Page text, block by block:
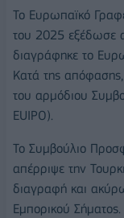
To Eυρωπαϊκό
του 2025 εξέδωσε
διαγράφηκε το
Κατά της
του αρμόδιου
EUIPO).
Το Συμβούλιο
απέρριψε την
διαγραφή και
Εμπορικού Σήματος.